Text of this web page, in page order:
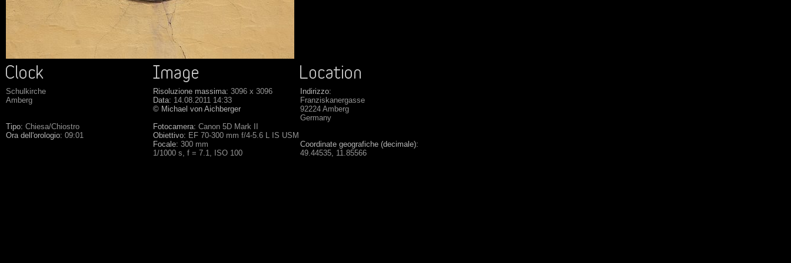
Schulkirche
Amberg
Tipo: Chiesa/Chiostro
Ora dell'orologio: 09:01
Risoluzione massima: 3096 x 3096
Data: 14.08.2011 14:33
© Michael von Aichberger
Fotocamera: Canon 5D Mark II
Obiettivo: EF 70-300 mm f/4-5.6 L IS USM
Focale: 300 mm
1/1000 s, f = 7.1, ISO 100
Indirizzo:
Franziskanergasse
92224 Amberg
Germany
Coordinate geografiche (decimale):
49.44535, 11.85566